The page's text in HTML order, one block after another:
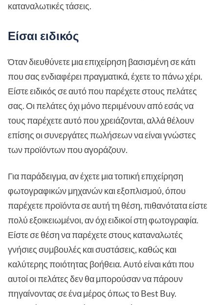
καταναλωτικές τάσεις.
Είσαι ειδικός
Όταν διευθύνετε μια επιχείρηση βασισμένη σε κάτι
που σας ενδιαφέρει πραγματικά, έχετε το πάνω χέρι.
Είστε ειδικός σε αυτό που παρέχετε στους πελάτες
σας. Οι πελάτες όχι μόνο περιμένουν από εσάς να
τους παρέχετε αυτό που χρειάζονται, αλλά θέλουν
επίσης οι συνεργάτες πωλήσεων να είναι γνώστες
των προϊόντων που αγοράζουν.
Για παράδειγμα, αν έχετε μια τοπική επιχείρηση
φωτογραφικών μηχανών και εξοπλισμού, όπου
παρέχετε προϊόντα σε αυτή τη θέση, πιθανότατα είστε
πολύ εξοικειωμένοι, αν όχι ειδικοί στη φωτογραφία.
Είστε σε θέση να παρέχετε στους καταναλωτές
γνήσιες συμβουλές και συστάσεις, καθώς και
καλύτερης ποιότητας βοήθεια. Αυτό είναι κάτι που
αυτοί οι πελάτες δεν θα μπορούσαν να πάρουν
πηγαίνοντας σε ένα μέρος όπως το Best Buy.